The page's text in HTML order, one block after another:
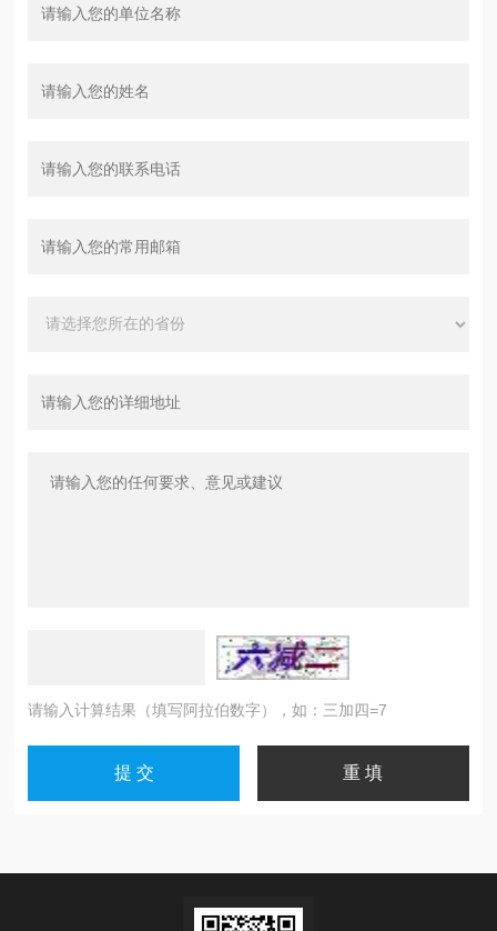
请输入计算结果（填写阿拉伯数字），如：三加四=7